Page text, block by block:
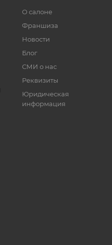
О салоне
Франшиза
Новости
Блог
СМИ о нас
Реквизиты
Юридическая
информация